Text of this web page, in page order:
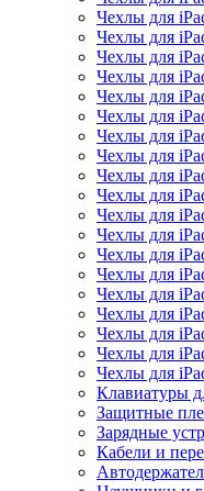
Чехлы для
Чехлы для
Чехлы для
Чехлы для
Чехлы для
Чехлы для
Чехлы для
Чехлы для
Чехлы для
Чехлы для
Чехлы для
Чехлы для
Чехлы для
Чехлы для
Чехлы для
Чехлы для
Чехлы для
Чехлы для
Чехлы для
Клавиатуры
Защитные
Зарядные
Кабели и